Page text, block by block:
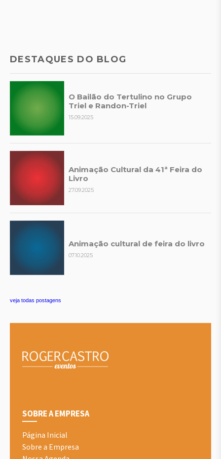
DESTAQUES DO BLOG
O Bailão do Tertulino no Grupo
Triel e Randon-Triel
15.09.2025
Animação Cultural da 41ª Feira do
Livro
27.09.2025
Animação cultural de feira do livro
07.10.2025
veja todas postagens
SOBRE A EMPRESA
Página Inicial
Sobre a Empresa